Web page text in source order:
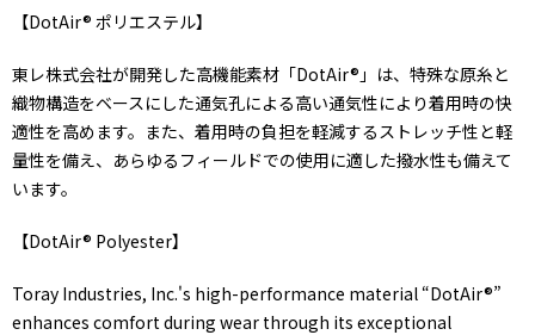
【DotAir® ポリエステル】
東レ株式会社が開発した高機能素材「DotAir®」は、特殊な原糸と
織物構造をベースにした通気孔による高い通気性により着用時の快
適性を高めます。また、着用時の負担を軽減するストレッチ性と軽
量性を備え、あらゆるフィールドでの使用に適した撥水性も備えて
います。
【DotAir® Polyester】
Toray Industries, Inc.'s high-performance material “DotAir®”
enhances comfort during wear through its exceptional